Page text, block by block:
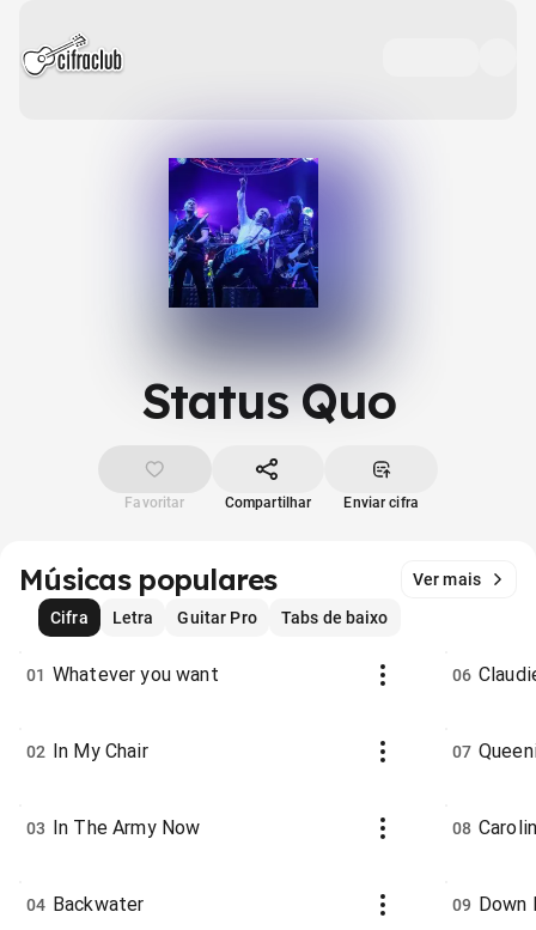
Status Quo
Favoritar Compartilhar Enviar cifra
Músicas populares
Ver mais
Cifra
Letra Guitar Pro Tabs de baixo
01 Whatever you want
02 In My Chair
03 In The Army Now
04 Backwater
06
07
08
09 Down